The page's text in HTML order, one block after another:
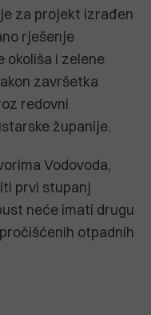
za projekt izrađen
rješenje
okoliša i zelene
završetka
redovni
županije.
Vodovoda,
prvi stupanj
neće imati drugu
otpadnih